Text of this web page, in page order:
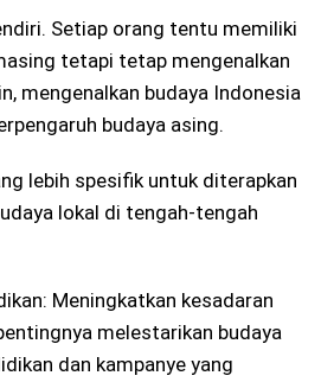
Setiap orang tentu memiliki
tetapi tetap mengenalkan
mengenalkan budaya Indonesia
budaya asing.
lebih spesifik untuk diterapkan
lokal di tengah-tengah
Meningkatkan kesadaran
melestarikan budaya
dan kampanye yang